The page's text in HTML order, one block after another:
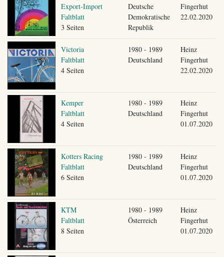
Export-Import
Faltblatt
3 Seiten
Deutsche
Demokratische
Republik
Fingerhut
22.02.2020
Victoria
Faltblatt
4 Seiten
1980 - 1989
Deutschland
Heinz
Fingerhut
22.02.2020
Kemper
Faltblatt
4 Seiten
1980 - 1989
Deutschland
Heinz
Fingerhut
01.07.2020
Kotters Racing
Faltblatt
6 Seiten
1980 - 1989
Deutschland
Heinz
Fingerhut
01.07.2020
KTM
Faltblatt
8 Seiten
1980 - 1989
Österreich
Heinz
Fingerhut
01.07.2020